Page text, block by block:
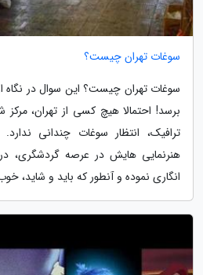
سوغات تهران چیست؟
سوغات تهران چیست؟ این سوال در
برسد! احتمالا هیچ کسی از تهران،
ترافیک، انتظار سوغات چندانی
هنرنمایی هایش در عرصه
انگاری نموده و آنطور که باید و شاید،